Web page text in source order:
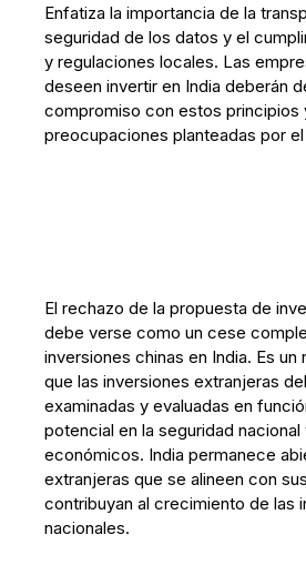
Enfatiza la importancia de la
seguridad de los datos y el
y regulaciones locales. Las
deseen invertir en India deberán
compromiso con estos principios
preocupaciones planteadas por
El rechazo de la propuesta de
debe verse como un cese
inversiones chinas en India. Es
que las inversiones extranjeras
examinadas y evaluadas en
potencial en la seguridad
económicos. India permanece
extranjeras que se alineen con
contribuyan al crecimiento de las
nacionales.